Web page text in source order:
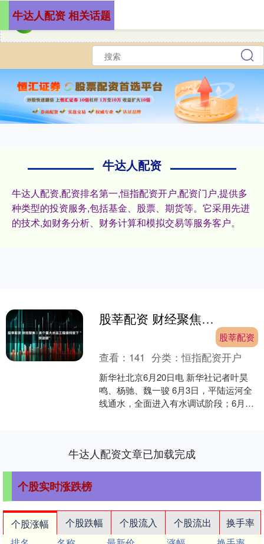
牛达人配资
牛达人配资,配资排名第一,恒指配资开户,配资门户,提供多
种类型的投资服务,包括基金、股票、期货等。它采用先进
的技术,如财务分析、财务计算和模拟交易等服务客户。
牛达人配资 相关话题
股莘配资 财经聚焦丨多个重大水运工程缘何按下“快进键”
股莘配资
查看： 141 分类：恒指配资开户
新华社北京6月20日电 新华社记者叶昊
鸣、杨驰、魏一骏 6月3日，平陆运河全
线通水，全面进入有水调试阶段；6月8
牛达人配资文章已加载完成
个股实时涨跌榜
个股涨幅 个股跌幅 个股流入 个股流出
换手率